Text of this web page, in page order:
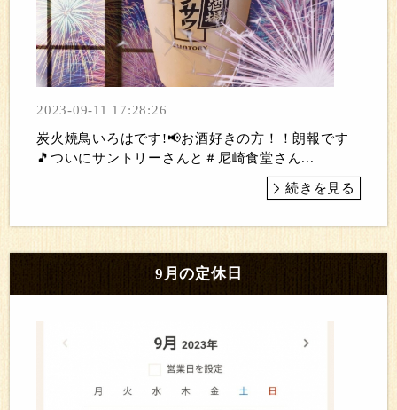
2023-09-11 17:28:26
炭火焼鳥いろはです!📢お酒好きの方！！朗報です
🎵ついにサントリーさんと＃尼崎食堂さん...
続きを見る
9月の定休日